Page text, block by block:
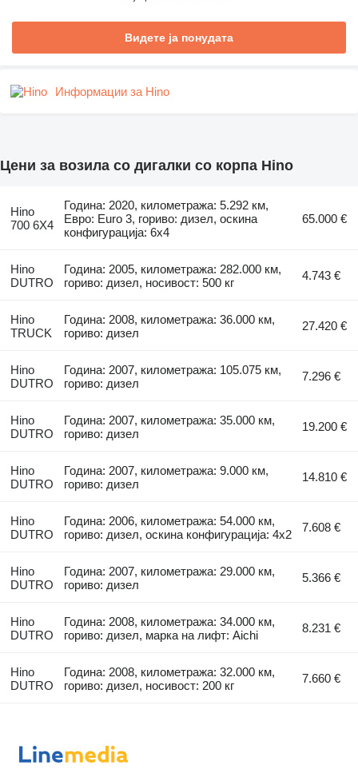
Видете ја понудата
Информации за Hino
Цени за возила со дигалки со корпа Hino
Hino
700 6X4
Година: 2020, километража: 5.292 км,
Евро: Euro 3, гориво: дизел, оскина
конфигурација: 6x4
65.000 €
Hino
DUTRO
Година: 2005, километража: 282.000 км,
гориво: дизел, носивост: 500 кг
4.743 €
Hino
TRUCK
Година: 2008, километража: 36.000 км,
гориво: дизел
27.420 €
Hino
DUTRO
Година: 2007, километража: 105.075 км,
гориво: дизел
7.296 €
Hino
DUTRO
Година: 2007, километража: 35.000 км,
гориво: дизел
19.200 €
Hino
DUTRO
Година: 2007, километража: 9.000 км,
гориво: дизел
14.810 €
Hino
DUTRO
Година: 2006, километража: 54.000 км,
гориво: дизел, оскина конфигурација: 4x2
7.608 €
Hino
DUTRO
Година: 2007, километража: 29.000 км,
гориво: дизел
5.366 €
Hino
DUTRO
Година: 2008, километража: 34.000 км,
гориво: дизел, марка на лифт: Aichi
8.231 €
Hino
DUTRO
Година: 2008, километража: 32.000 км,
гориво: дизел, носивост: 200 кг
7.660 €